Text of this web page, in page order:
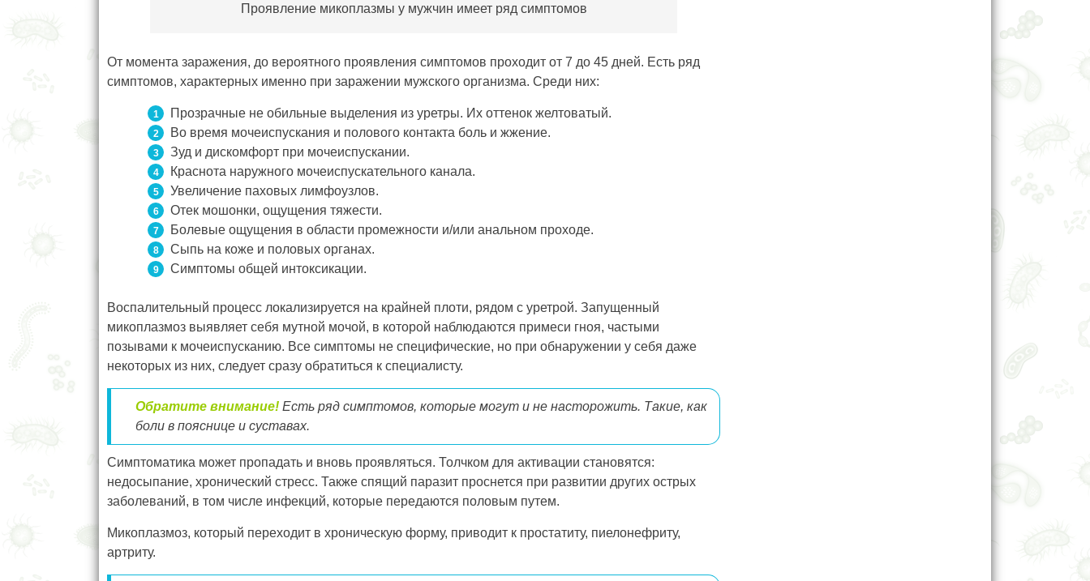
Проявление микоплазмы у мужчин имеет ряд симптомов
От момента заражения, до вероятного проявления симптомов проходит от 7 до 45 дней. Есть ряд
симптомов, характерных именно при заражении мужского организма. Среди них:
Прозрачные не обильные выделения из уретры. Их оттенок желтоватый.
Во время мочеиспускания и полового контакта боль и жжение.
Зуд и дискомфорт при мочеиспускании.
Краснота наружного мочеиспускательного канала.
Увеличение паховых лимфоузлов.
Отек мошонки, ощущения тяжести.
Болевые ощущения в области промежности и/или анальном проходе.
Сыпь на коже и половых органах.
Симптомы общей интоксикации.
Воспалительный процесс локализируется на крайней плоти, рядом с уретрой. Запущенный
микоплазмоз выявляет себя мутной мочой, в которой наблюдаются примеси гноя, частыми
позывами к мочеиспусканию. Все симптомы не специфические, но при обнаружении у себя даже
некоторых из них, следует сразу обратиться к специалисту.
Обратите внимание! Есть ряд симптомов, которые могут и не насторожить. Такие, как
боли в пояснице и суставах.
Симптоматика может пропадать и вновь проявляться. Толчком для активации становятся:
недосыпание, хронический стресс. Также спящий паразит проснется при развитии других острых
заболеваний, в том числе инфекций, которые передаются половым путем.
Микоплазмоз, который переходит в хроническую форму, приводит к простатиту, пиелонефриту,
артриту.